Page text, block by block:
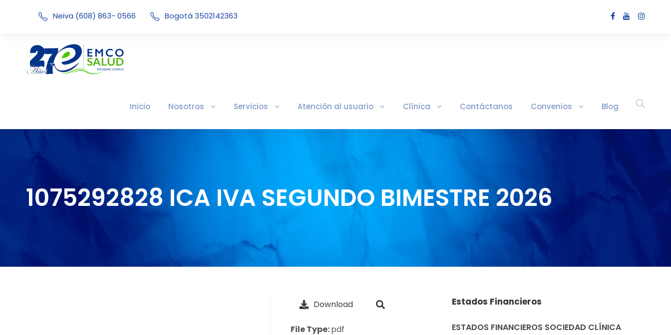
Neiva (608) 863- 0566 Bogotá 3502142363
Inicio Nosotros Servicios Atención al usuario Clínica Contáctanos Convenios Blog
1075292828 ICA IVA SEGUNDO BIMESTRE 2026
Download
File Type:pdf
Estados Financieros
ESTADOS FINANCIEROS SOCIEDAD CLÍNICA